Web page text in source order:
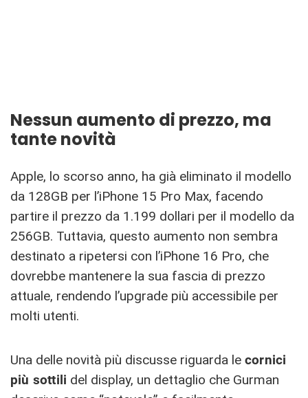
Nessun aumento di prezzo, ma
tante novità
Apple, lo scorso anno, ha già eliminato il modello
da 128GB per l’iPhone 15 Pro Max, facendo
partire il prezzo da 1.199 dollari per il modello da
256GB. Tuttavia, questo aumento non sembra
destinato a ripetersi con l’iPhone 16 Pro, che
dovrebbe mantenere la sua fascia di prezzo
attuale, rendendo l’upgrade più accessibile per
molti utenti.
Una delle novità più discusse riguarda le cornici
più sottili del display, un dettaglio che Gurman